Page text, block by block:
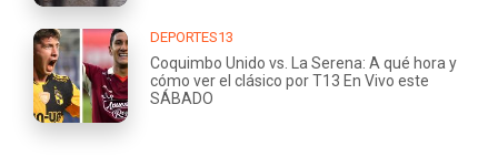
DEPORTES13
Coquimbo Unido vs. La Serena: A qué hora y
cómo ver el clásico por T13 En Vivo este
SÁBADO